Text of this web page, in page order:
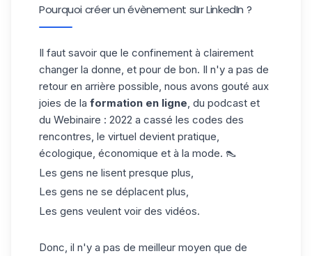
Pourquoi créer un évènement sur LinkedIn ?
Il faut savoir que le confinement à clairement
changer la donne, et pour de bon. Il n'y a pas de
retour en arrière possible, nous avons gouté aux
joies de la formation en ligne , du podcast et
du Webinaire : 2022 a cassé les codes des
rencontres, le virtuel devient pratique,
écologique, économique et à la mode. 👠
Les gens ne lisent presque plus,
Les gens ne se déplacent plus,
Les gens veulent voir des vidéos.
Donc, il n'y a pas de meilleur moyen que de